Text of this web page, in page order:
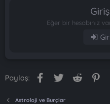
Eğer bir hesabınız
Paylaş: Facebook
Twitter Reddit
Astroloji ve Burçlar